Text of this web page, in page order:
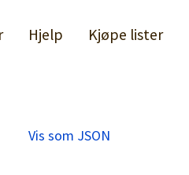
Hjelp Kjøpe lister
Vis som JSON